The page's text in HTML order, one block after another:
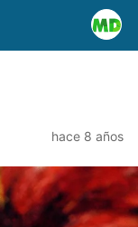
hace 8 años